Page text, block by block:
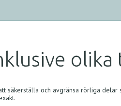
säkerställa och avgränsa rörliga